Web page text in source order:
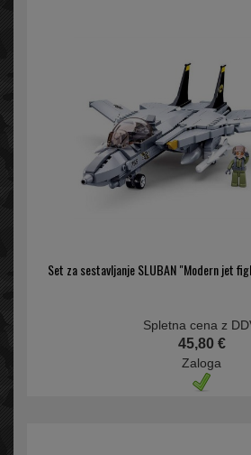
Set za sestavljanje SLUBAN "Modern jet
Spletna cena z
45,80 €
Zaloga